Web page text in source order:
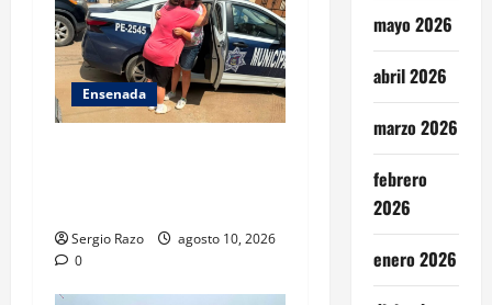
Ensenada
Sergio Razo
agosto 10, 2026
0
mayo 2026
abril 2026
marzo 2026
febrero
2026
enero 2026